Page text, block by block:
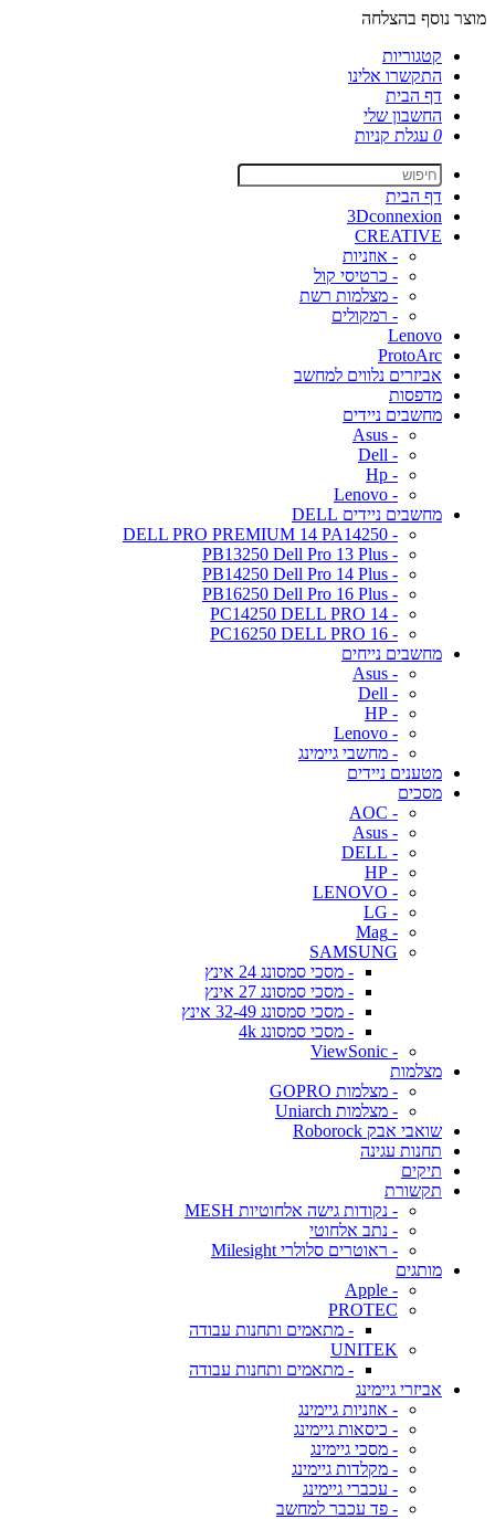
מוצר נוסף בהצלחה
קטגוריות
התקשרו אלינו
דף הבית
החשבון שלי
0 עגלת קניות
דף הבית
3Dconnexion
CREATIVE
- אוזניות
- כרטיסי קול
- מצלמות רשת
- רמקולים
Lenovo
ProtoArc
אביזרים נלווים למחשב
מדפסות
מחשבים ניידים
- Asus
- Dell
- Hp
- Lenovo
מחשבים ניידים DELL
- DELL PRO PREMIUM 14 PA14250
- PB13250 Dell Pro 13 Plus
- PB14250 Dell Pro 14 Plus
- PB16250 Dell Pro 16 Plus
- PC14250 DELL PRO 14
- PC16250 DELL PRO 16
מחשבים נייחים
- Asus
- Dell
- HP
- Lenovo
- מחשבי גיימינג
מטענים ניידים
מסכים
- AOC
- Asus
- DELL
- HP
- LENOVO
- LG
- Mag
SAMSUNG
- מסכי סמסונג 24 אינץ
- מסכי סמסונג 27 אינץ
- מסכי סמסונג 32-49 אינץ
- מסכי סמסונג 4k
- ViewSonic
מצלמות
- מצלמות GOPRO
- מצלמות Uniarch
שואבי אבק Roborock
תחנות עגינה
תיקים
תקשורת
- נקודות גישה אלחוטיות MESH
- נתב אלחוטי
- ראוטרים סלולרי Milesight
מותגים
- Apple
PROTEC
- מתאמים ותחנות עבודה
UNITEK
- מתאמים ותחנות עבודה
אביזרי גיימינג
- אוזניות גיימינג
- כיסאות גיימינג
- מסכי גיימינג
- מקלדות גיימינג
- עכברי גיימינג
- פד עכבר למחשב